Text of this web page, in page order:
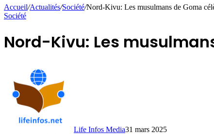
Accueil/Actualités/Société/Nord-Kivu: Les musulmans de Goma
Société
Nord-Kivu: Les
Life Infos Media31 mars 2025